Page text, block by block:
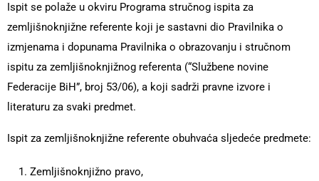
Ispit se polaže u okviru Programa stručnog ispita za
zemljišnoknjižne referente koji je sastavni dio Pravilnika o
izmjenama i dopunama Pravilnika o obrazovanju i stručnom
ispitu za zemljišnoknjižnog referenta (“Službene novine
Federacije BiH”, broj 53/06), a koji sadrži pravne izvore i
literaturu za svaki predmet.
Ispit za zemljišnoknjižne referente obuhvaća sljedeće predmete:
Zemljišnoknjižno pravo,